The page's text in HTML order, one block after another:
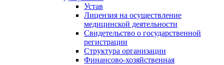
Устав
Лицензия на осуществление
медицинской деятельности
Свидетельство о государственной
регистрации
Структура организации
Финансово-хозяйственная